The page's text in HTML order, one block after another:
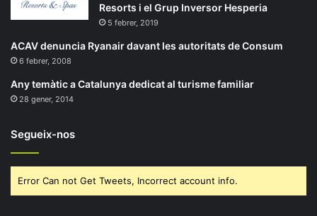
Resorts i el Grup Inversor Hesperia
5 febrer, 2019
ACAV denuncia Ryanair davant les autoritats de Consum
6 febrer, 2008
Any temàtic a Catalunya dedicat al turisme familiar
28 gener, 2014
Segueix-nos
Error Can not Get Tweets, Incorrect account info.